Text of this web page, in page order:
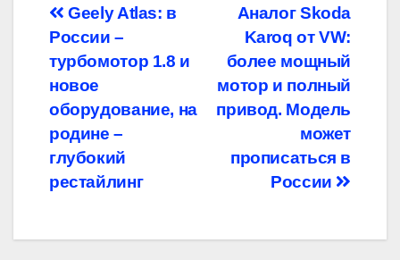
Навигация
по
записям
Аналог Skoda
Karoq от VW:
более мощный
мотор и полный
привод. Модель
может
прописаться в
России
Geely Atlas: в
России –
турбомотор 1.8 и
новое
оборудование, на
родине –
глубокий
рестайлинг